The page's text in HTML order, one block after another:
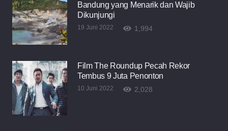
Bandung yang Menarik dan Wajib
Dikunjungi
19 Juni 2022 1,994
Film The Roundup Pecah Rekor
Tembus 9 Juta Penonton
10 Juni 2022 2,028